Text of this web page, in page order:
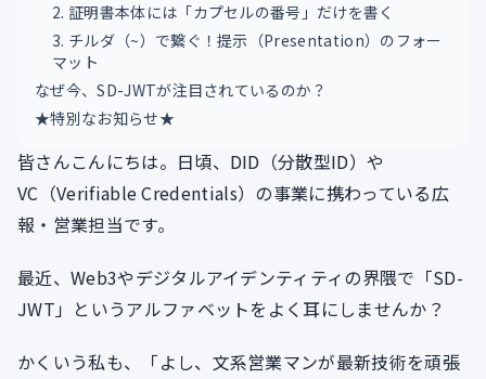
2. 証明書本体には「カプセルの番号」だけを書く
3. チルダ（~）で繋ぐ！提示（Presentation）のフォー
マット
なぜ今、SD-JWTが注目されているのか？
★特別なお知らせ★
皆さんこんにちは。日頃、DID（分散型ID）や
VC（Verifiable Credentials）の事業に携わっている広
報・営業担当です。
最近、Web3やデジタルアイデンティティの界隈で「SD-
JWT」というアルファベットをよく耳にしませんか？
かくいう私も、「よし、文系営業マンが最新技術を頑張